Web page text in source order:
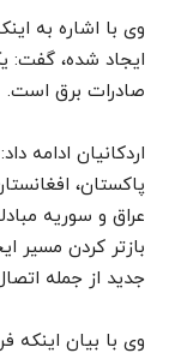
ایجاد شده، گفت:
صادرات برق است.
اردکانیان ادامه
پاکستان،
عراق و سوریه
بازتر کردن مسیر
جدید از جمله
وی با بیان اینکه